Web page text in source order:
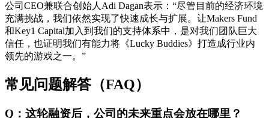
公司CEO兼联合创始人Adi Dagan表示：“尽管目前的经济环境
充满挑战，我们依然实现了快速成长与扩展。让Makers Fund
和Key1 Capital加入到我们的支持体系中，是对我们团队巨大
信任，也证明我们有能力将《Lucky Buddies》打造成行业内
领先的游戏之一。”
常见问题解答（FAQ）
Q：这轮融资后，公司的未来重点会放在哪里？